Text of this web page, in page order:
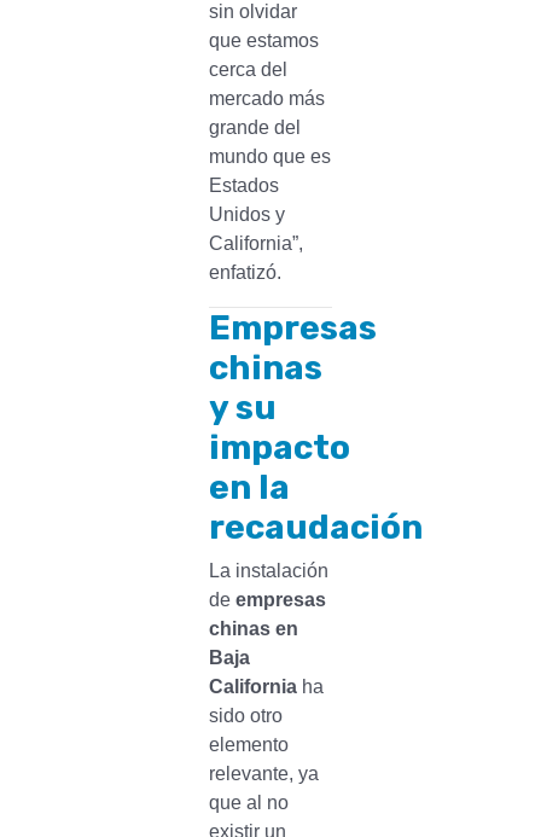
sin olvidar
que estamos
cerca del
mercado más
grande del
mundo que es
Estados
Unidos y
California”,
enfatizó.
Empresas
chinas
y su
impacto
en la
recaudación
La instalación
de empresas
chinas en
Baja
Californiaha
sido otro
elemento
relevante, ya
que al no
existir un